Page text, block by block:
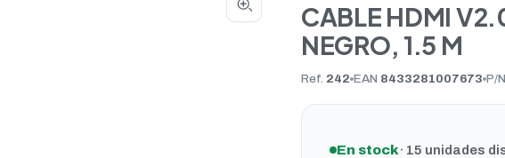
CABLE HDMI
NEGRO, 1.5 M
Ref. 242 EAN 8433281007673 P/N
En stock· 15 unidades